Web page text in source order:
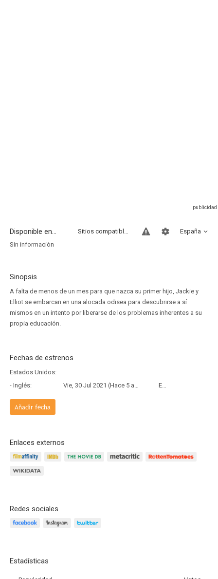
Disponible en... España
Sitios compatibles
Sin información
Sinopsis
A falta de menos de un mes para que nazca su primer hijo, Jackie y
Elliot se embarcan en una alocada odisea para descubrirse a sí
mismos en un intento por liberarse de los problemas inherentes a su
propia educación.
Fechas de estrenos
Estados Unidos:
- Inglés:
Vie, 30 Jul 2021 (Hace 5 años) Estreno
Añadir fecha
Enlaces externos
Redes sociales
Estadísticas